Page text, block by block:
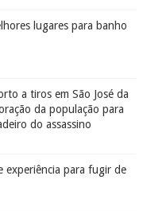
lugares para banho
a tiros em São José da
da população para
do assassino
experiência para fugir de